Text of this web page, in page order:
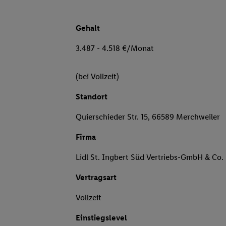
Gehalt
3.487 - 4.518 €/Monat
(bei Vollzeit)
Standort
Quierschieder Str. 15, 66589 Merchweiler
Firma
Lidl St. Ingbert Süd Vertriebs-GmbH & Co.
Vertragsart
Vollzeit
Einstiegslevel